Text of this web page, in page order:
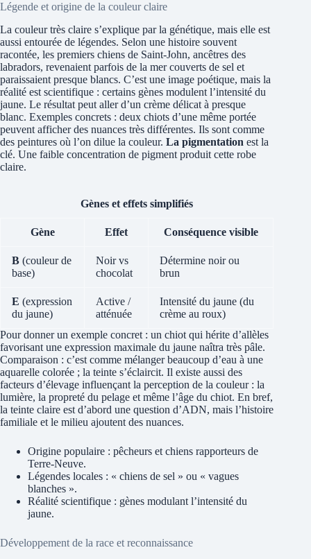
Légende et origine de la couleur claire
La couleur très claire s’explique par la génétique, mais elle est
aussi entourée de légendes. Selon une histoire souvent
racontée, les premiers chiens de Saint‑John, ancêtres des
labradors, revenaient parfois de la mer couverts de sel et
paraissaient presque blancs. C’est une image poétique, mais la
réalité est scientifique : certains gènes modulent l’intensité du
jaune. Le résultat peut aller d’un crème délicat à presque
blanc. Exemples concrets : deux chiots d’une même portée
peuvent afficher des nuances très différentes. Ils sont comme
des peintures où l’on dilue la couleur. La pigmentation est la
clé. Une faible concentration de pigment produit cette robe
claire.
Gènes et effets simplifiés
Gène Effet Conséquence visible
B (couleur de
base)
Noir vs
chocolat
Détermine noir ou
brun
E (expression
du jaune)
Active /
atténuée
Intensité du jaune (du
crème au roux)
Pour donner un exemple concret : un chiot qui hérite d’allèles
favorisant une expression maximale du jaune naîtra très pâle.
Comparaison : c’est comme mélanger beaucoup d’eau à une
aquarelle colorée ; la teinte s’éclaircit. Il existe aussi des
facteurs d’élevage influençant la perception de la couleur : la
lumière, la propreté du pelage et même l’âge du chiot. En bref,
la teinte claire est d’abord une question d’ADN, mais l’histoire
familiale et le milieu ajoutent des nuances.
Origine populaire : pêcheurs et chiens rapporteurs de
Terre‑Neuve.
Légendes locales : « chiens de sel » ou « vagues
blanches ».
Réalité scientifique : gènes modulant l’intensité du
jaune.
Développement de la race et reconnaissance